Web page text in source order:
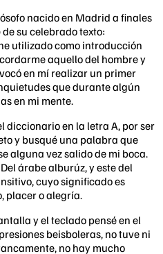
nacido en Madrid a finales
su celebrado texto:
utilizado como introducción
aquello del hombre y
en mí realizar un primer
que durante algún
en mi mente.
diccionario en la letra A, por ser
y busqué una palabra que
alguna vez salido de mi boca.
árabe alburúz, y este del
cuyo significado es
placer o alegría.
y el teclado pensé en el
beisboleras, no tuve ni
no hay mucho